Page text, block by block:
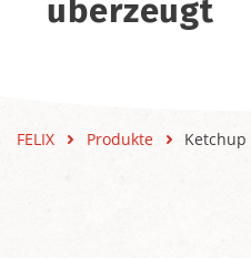
überzeugt
FELIX Produkte Ketchup